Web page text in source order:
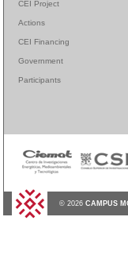
CEI Project
Actions
CEI Financing
Government
Participants
© 2026 CAMPUS